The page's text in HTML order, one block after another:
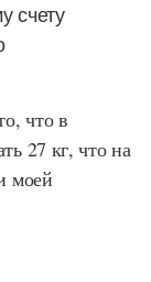
счету
что в
27 кг, что на
моей